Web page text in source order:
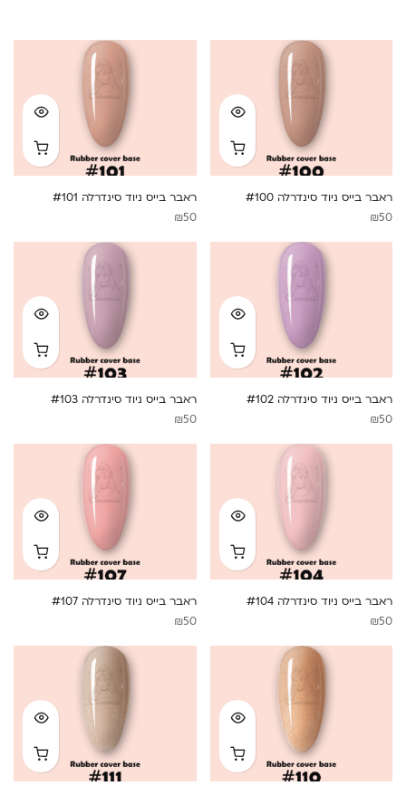
ראבר בייס ניוד סינדרלה #100
₪50
ראבר בייס ניוד סינדרלה #101
₪50
ראבר בייס ניוד סינדרלה #102
₪50
ראבר בייס ניוד סינדרלה #103
₪50
ראבר בייס ניוד סינדרלה #104
₪50
ראבר בייס ניוד סינדרלה #107
₪50